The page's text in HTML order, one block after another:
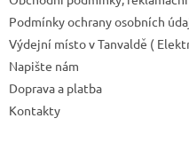
Podmínky ochrany osobních
Výdejní místo v Tanvaldě (
Napište nám
Doprava a platba
Kontakty